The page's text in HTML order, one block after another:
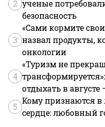
2 ученые
безопасность
3
«Сами кормите
назвал продукты,
онкологии
4
«Туризм не
отдыхать в августе
5
Кому признаются в
сердце: любовный